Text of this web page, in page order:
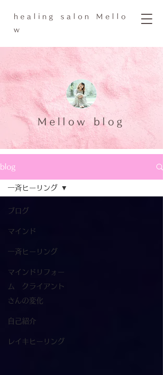
h e a l i n g s a l o n M e l l o
w
Mellow blog
blog
ブログ
マインド
一斉ヒーリング
マインドリフォー
ム クライアント
さんの変化
自己紹介
レイキヒーリング
一斉ヒーリング